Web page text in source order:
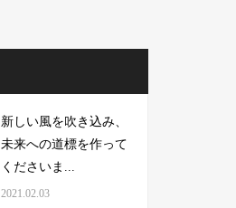
新しい風を吹き込み、
未来への道標を作って
くださいま...
2021.02.03